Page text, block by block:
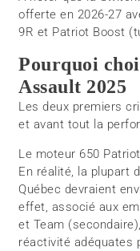
offerte en 2026-27
9R et Patriot Boost
Pourquoi
Assault 2025
Les deux premiers
et avant tout la
Le moteur 650
En réalité, la plupart
Québec devraient
effet, associé aux
et Team
réactivité adéquates